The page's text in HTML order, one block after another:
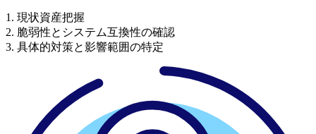
1. 現状資産把握
2. 脆弱性とシステム互換性の確認
3. 具体的対策と影響範囲の特定